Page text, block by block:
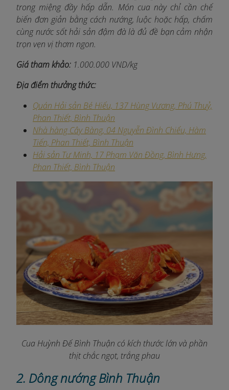
trong miệng đầy hấp dẫn. Món cua này chỉ cần chế
biến đơn giản bằng cách nướng, luộc hoặc hấp, chấm
cùng nước sốt hải sản đậm đà là đủ đề bạn cảm nhận
trọn vẹn vị thơm ngon.
Giá tham khảo: 1.000.000 VND/kg
Địa điểm thưởng thức:
Quán Hải sản Bé Hiếu, 137 Hùng Vương, Phú Thuỷ,
Phan Thiết, Bình Thuận
Nhà hàng Cây Bàng, 04 Nguyễn Đình Chiểu, Hàm
Tiến, Phan Thiết, Bình Thuận
Hải sản Tư Minh, 17 Phạm Văn Đồng, Bình Hưng,
Phan Thiết, Bình Thuận
Cua Huỳnh Đế Bình Thuận có kích thước lớn và phần
thịt chắc ngọt, trắng phau
2. Dông nướng Bình Thuận